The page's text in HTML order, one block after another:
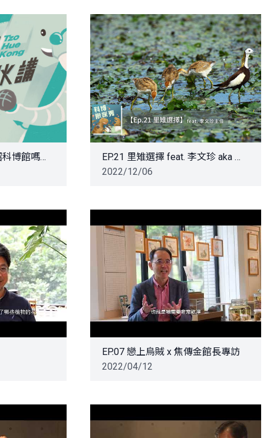
EP.1 您聽過用台語介紹科博館嗎！？
EP.21 里雉選擇 feat. 李文珍 aka 愛鳥人生水雉生態教育園區主任
2022/12/06
EP.07 戀上烏賊 x 焦傳金館長專訪
2022/04/12